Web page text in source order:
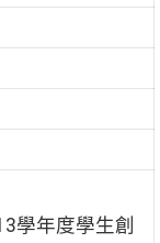
學年度學生創